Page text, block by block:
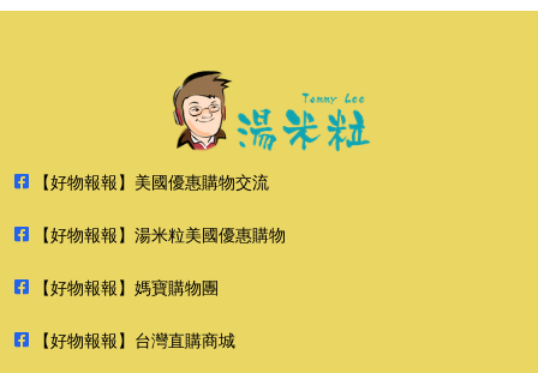
【好物報報】美國優惠購物交流
【好物報報】湯米粒美國優惠購物
【好物報報】媽寶購物團
【好物報報】台灣直購商城